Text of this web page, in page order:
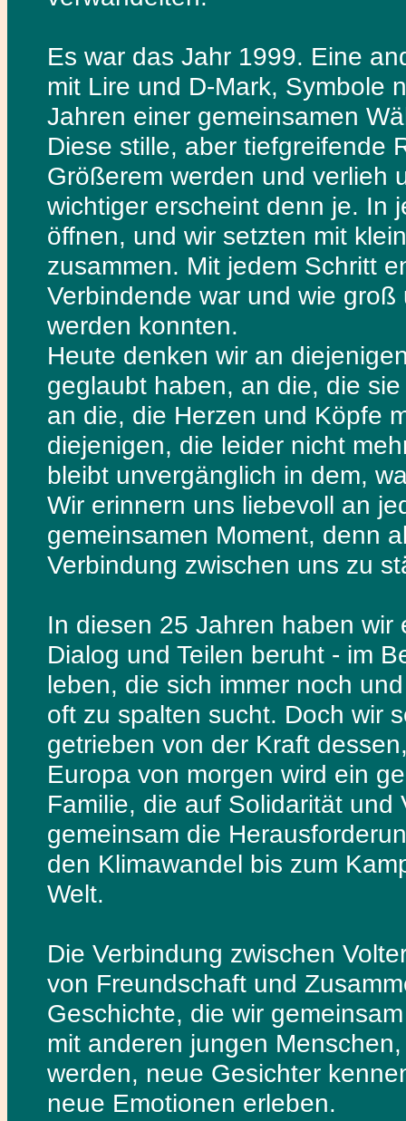
Es war das Jahr 1999. Eine
mit Lire und D-Mark, Symbole
Jahren einer gemeinsamen
Diese stille, aber tiefgreifende
Größerem werden und verlieh
wichtiger erscheint denn je. In
öffnen, und wir setzten mit
zusammen. Mit jedem Schritt
Verbindende war und wie
werden konnten.
Heute denken wir an
geglaubt haben, an die, die
an die, die Herzen und Köpfe
diejenigen, die leider nicht
bleibt unvergänglich in dem,
Wir erinnern uns liebevoll an
gemeinsamen Moment, denn
Verbindung zwischen uns zu
In diesen 25 Jahren haben
Dialog und Teilen beruht - im
leben, die sich immer noch
oft zu spalten sucht. Doch wir
getrieben von der Kraft
Europa von morgen wird ein
Familie, die auf Solidarität
gemeinsam die
den Klimawandel bis zum
Welt.
Die Verbindung zwischen
von Freundschaft und
Geschichte, die wir
mit anderen jungen
werden, neue Gesichter
neue Emotionen erleben.